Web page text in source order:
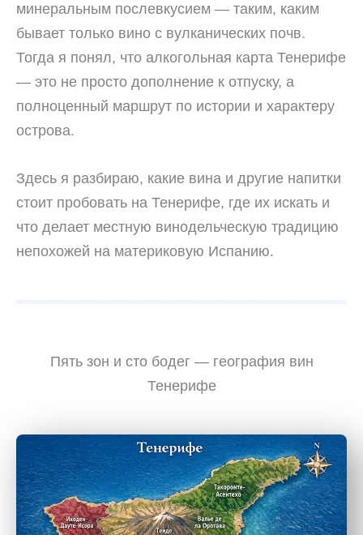
минеральным послевкусием — таким, каким
бывает только вино с вулканических почв.
Тогда я понял, что алкогольная карта Тенерифе
— это не просто дополнение к отпуску, а
полноценный маршрут по истории и характеру
острова.
Здесь я разбираю, какие вина и другие напитки
стоит пробовать на Тенерифе, где их искать и
что делает местную винодельческую традицию
непохожей на материковую Испанию.
Пять зон и сто бодег — география вин
Тенерифе